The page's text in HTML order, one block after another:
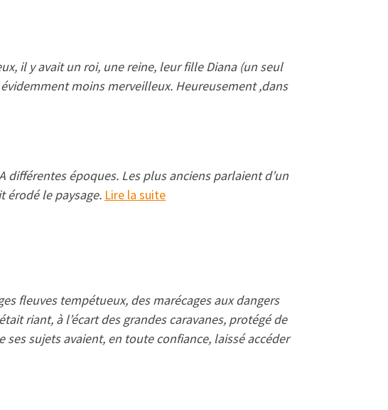
il y avait un roi, une reine, leur fille Diana (un seul
moins merveilleux. Heureusement ,dans
époques. Les plus anciens parlaient d’un
érodé le paysage. Lire la suite
fleuves tempétueux, des marécages aux dangers
riant, à l’écart des grandes caravanes, protégé de
sujets avaient, en toute confiance, laissé accéder